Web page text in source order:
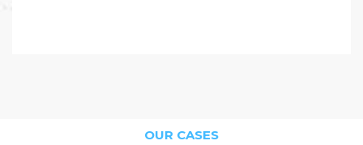
OUR CASES